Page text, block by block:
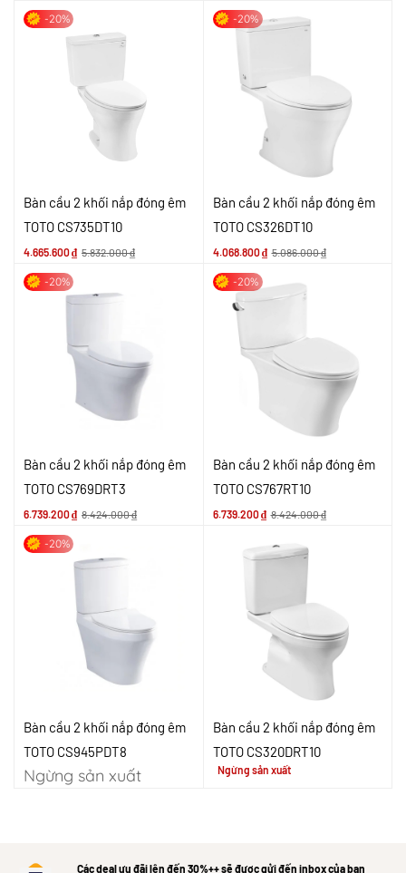
-20%
Bàn cầu 2 khối nắp đóng êm
TOTO CS735DT10
4.665.600₫ 5.832.000₫
-20%
Bàn cầu 2 khối nắp đóng êm
TOTO CS326DT10
4.068.800₫ 5.086.000₫
-20%
Bàn cầu 2 khối nắp đóng êm
TOTO CS769DRT3
6.739.200₫ 8.424.000₫
-20%
Bàn cầu 2 khối nắp đóng êm
TOTO CS767RT10
6.739.200₫ 8.424.000₫
-20%
Bàn cầu 2 khối nắp đóng êm
TOTO CS945PDT8
Ngừng sản xuất
Bàn cầu 2 khối nắp đóng êm
TOTO CS320DRT10
Ngừng sản xuất
Các deal ưu đãi lên đến 30%++ sẽ được gửi đến inbox của bạn